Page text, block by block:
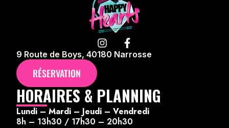
9 Route de Boys, 40180 Narrosse
RÉSERVATION
HORAIRES & PLANNING
Lundi – Mardi – Jeudi – Vendredi
8h – 13h30 / 17h30 – 20h30